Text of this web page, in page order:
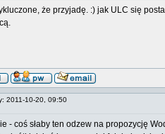
że przyjadę. :) jak ULC się
2011-10-20, 09:50
- coś słaby ten odzew na propozycję